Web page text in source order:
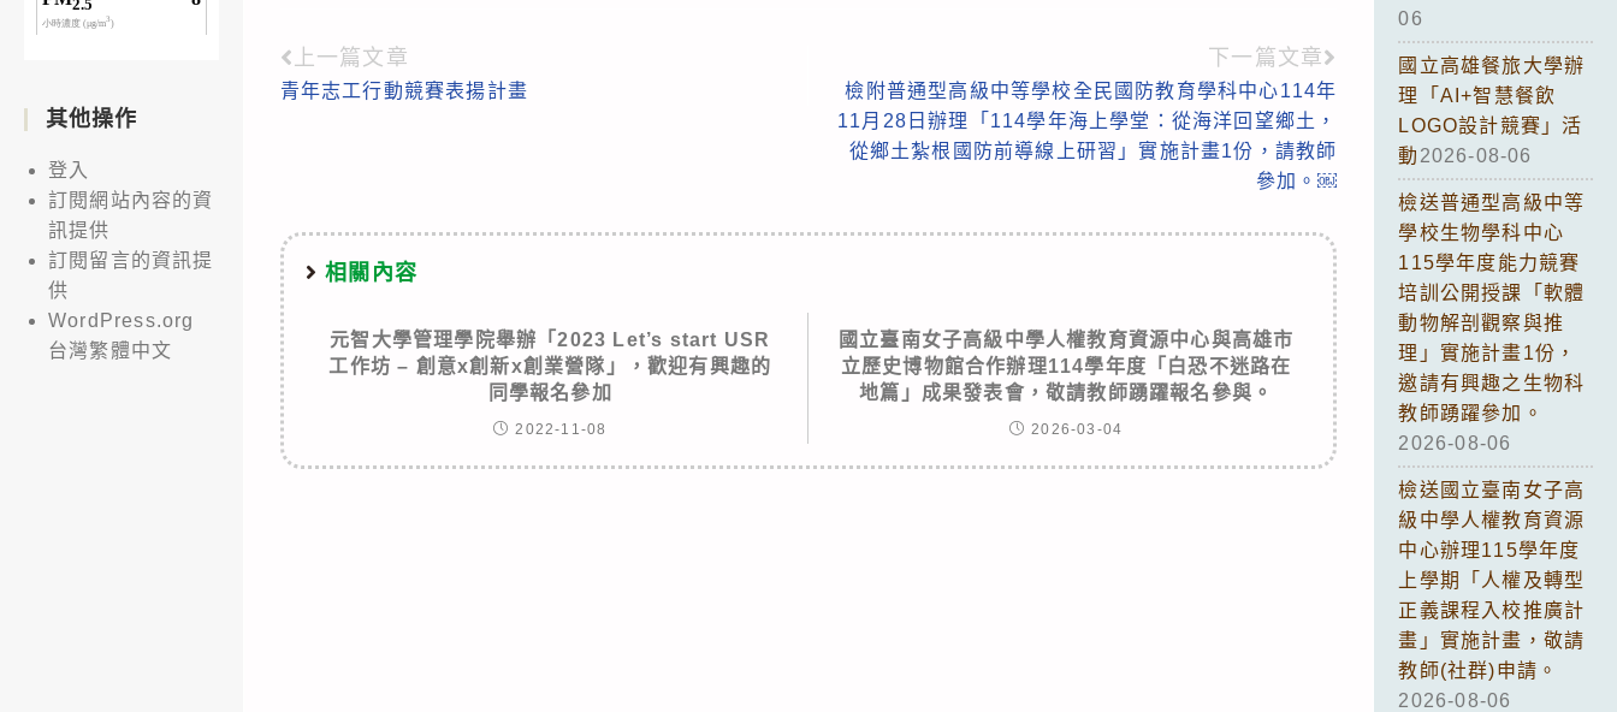
Read
more
上一篇文章
青年志工行動競賽表揚計畫
下一篇文章
檢附普通型高級中等學校全民國防教育學科中心114年
11月28日辦理「114學年海上學堂：從海洋回望鄉土，
從鄉土紮根國防前導線上研習」實施計畫1份，請教師
參加。￼
相關內容
元智大學管理學院舉辦「2023 Let’s start USR
工作坊 – 創意x創新x創業營隊」，歡迎有興趣的
同學報名參加
2022-11-08
國立臺南女子高級中學人權教育資源中心與高雄市
立歷史博物館合作辦理114學年度「白恐不迷路在
地篇」成果發表會，敬請教師踴躍報名參與。
2026-03-04
其他操作
登入
訂閱網站內容的資
訊提供
訂閱留言的資訊提
供
WordPress.org
台灣繁體中文
06
國立高雄餐旅大學辦
理「AI+智慧餐飲
LOGO設計競賽」活
動 2026-08-06
檢送普通型高級中等
學校生物學科中心
115學年度能力競賽
培訓公開授課「軟體
動物解剖觀察與推
理」實施計畫1份，
邀請有興趣之生物科
教師踴躍參加。
2026-08-06
檢送國立臺南女子高
級中學人權教育資源
中心辦理115學年度
上學期「人權及轉型
正義課程入校推廣計
畫」實施計畫，敬請
教師(社群)申請。
2026-08-06